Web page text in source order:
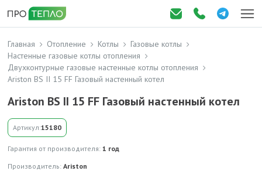
Главная Отопление Котлы
Газовые котлы
Настенные газовые котлы отопления
Двухконтурные газовые настенные котлы отопления
Ariston BS II 15 FF Газовый настенный котел
Ariston BS II 15 FF Газовый настенный котел
Артикул:15180
Гарантия от производителя: 1 год
Производитель: Ariston